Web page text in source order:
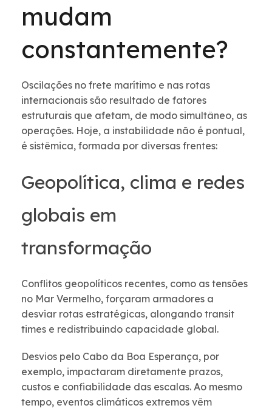
mudam
constantemente?
Oscilações no frete marítimo e nas rotas
internacionais são resultado de fatores
estruturais que afetam, de modo simultâneo, as
operações. Hoje, a instabilidade não é pontual,
é sistêmica, formada por diversas frentes:
Geopolítica, clima e redes
globais em
transformação
Conflitos geopolíticos recentes, como as tensões
no Mar Vermelho, forçaram armadores a
desviar rotas estratégicas, alongando transit
times e redistribuindo capacidade global.
Desvios pelo Cabo da Boa Esperança, por
exemplo, impactaram diretamente prazos,
custos e confiabilidade das escalas. Ao mesmo
tempo, eventos climáticos extremos vêm